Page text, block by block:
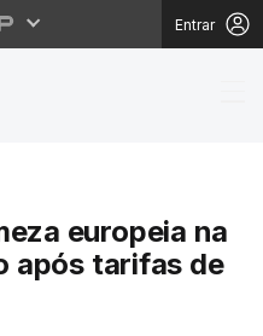
Entrar
europeia na
após tarifas de